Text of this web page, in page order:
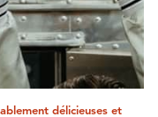
délicieuses et